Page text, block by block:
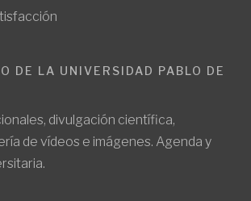
DE LA UNIVERSIDAD PABLO DE
divulgación científica,
de vídeos e imágenes. Agenda y